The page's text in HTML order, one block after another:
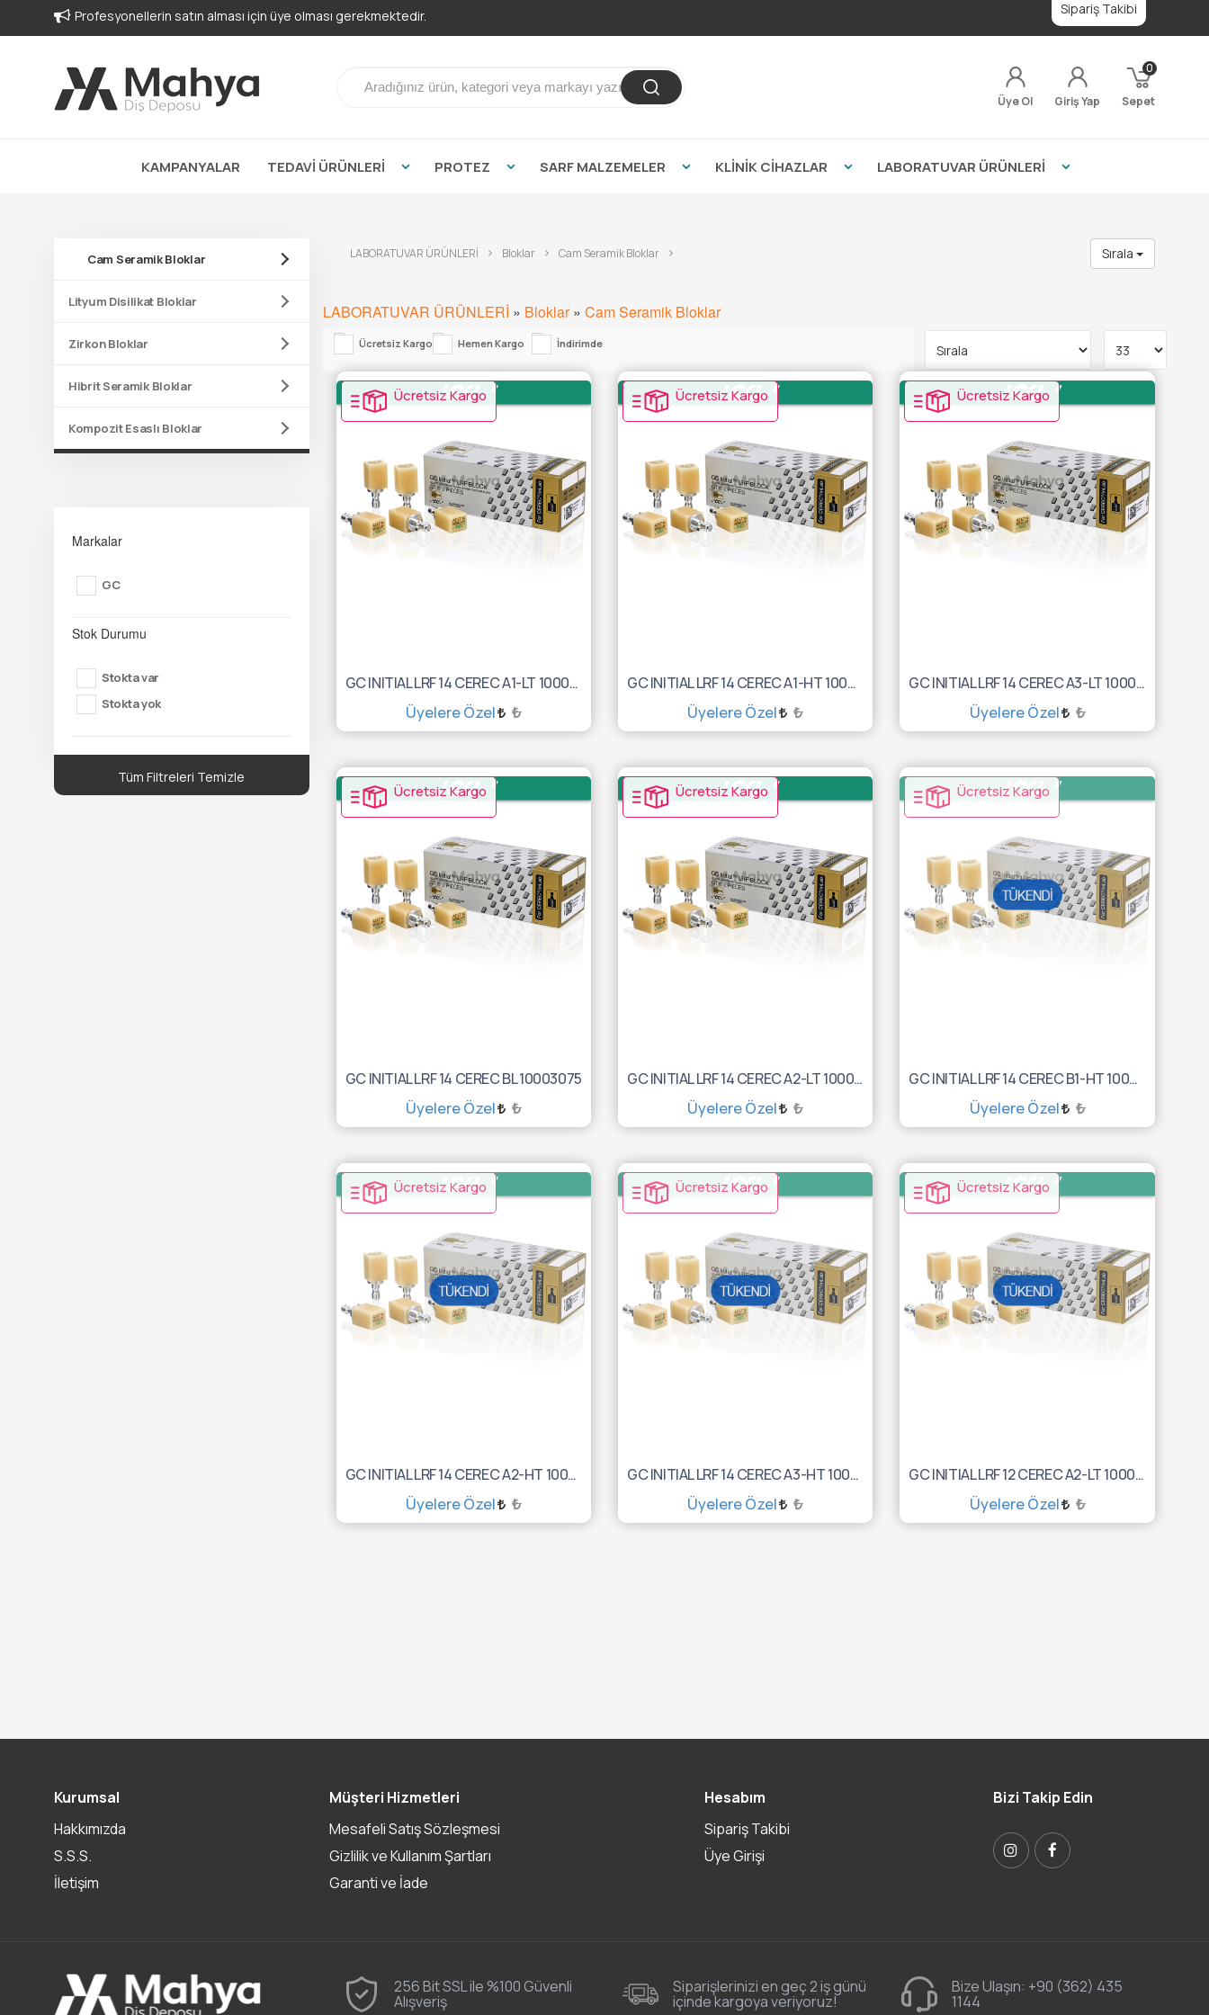
Profesyonellerin satın alması için üye olması gerekmektedir. Sipariş Takibi
Üye Ol Giriş Yap Sepet
0
KAMPANYALAR TEDAVİ ÜRÜNLERİ PROTEZ SARF MALZEMELER KLİNİK CİHAZLAR LABORATUVAR ÜRÜNLERİ
Cam Seramik Bloklar
Lityum Disilikat Bloklar
Zirkon Bloklar
Hibrit Seramik Bloklar
Kompozit Esaslı Bloklar
Markalar
GC
Stok Durumu
Stokta var
Stokta yok
Tüm Filtreleri Temizle
LABORATUVAR ÜRÜNLERİ Bloklar Cam Seramik Bloklar Sırala
LABORATUVAR ÜRÜNLERİ» Bloklar» Cam Seramik Bloklar
Ücretsiz Kargo Hemen Kargo İndirimde
Ücretsiz Kargo
GC INITIAL LRF 14 CEREC A1-LT 10003048
Üyelere Özel ₺
Ücretsiz Kargo
GC INITIAL LRF 14 CEREC A1-HT 10003045
Üyelere Özel ₺
Ücretsiz Kargo
GC INITIAL LRF 14 CEREC A3-LT 10003060
Üyelere Özel ₺
Ücretsiz Kargo
GC INITIAL LRF 14 CEREC BL 10003075
Üyelere Özel ₺
Ücretsiz Kargo
GC INITIAL LRF 14 CEREC A2-LT 10003054
Üyelere Özel ₺
Ücretsiz Kargo
GC INITIAL LRF 14 CEREC B1-HT 10003069
Üyelere Özel ₺
Ücretsiz Kargo
GC INITIAL LRF 14 CEREC A2-HT 10003051
Üyelere Özel ₺
Ücretsiz Kargo
GC INITIAL LRF 14 CEREC A3-HT 10003057
Üyelere Özel ₺
Ücretsiz Kargo
GC INITIAL LRF 12 CEREC A2-LT 10003053
Üyelere Özel ₺
Kurumsal
Hakkımızda
S.S.S.
İletişim
Müşteri Hizmetleri
Mesafeli Satış Sözleşmesi
Gizlilik ve Kullanım Şartları
Garanti ve İade
Hesabım
Sipariş Takibi
Üye Girişi
Bizi Takip Edin
256 Bit SSL ile %100 Güvenli
Alışveriş
Siparişlerinizi en geç 2 iş günü
içinde kargoya veriyoruz!
Bize Ulaşın: +90 (362) 435
1144